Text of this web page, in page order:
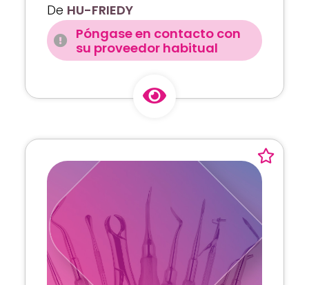
De HU-FRIEDY
Póngase en contacto con
su proveedor habitual